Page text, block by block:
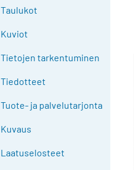
Taulukot
Kuviot
Tietojen tarkentuminen
Tiedotteet
Tuote- ja palvelutarjonta
Kuvaus
Laatuselosteet